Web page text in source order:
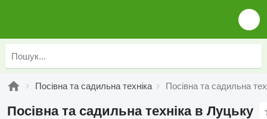
Посівна та садильна техніка Посівна та садильна
Посівна та садильна техніка в Луцьку